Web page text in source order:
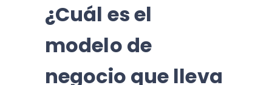
¿Cuál es el
modelo de
negocio que lleva